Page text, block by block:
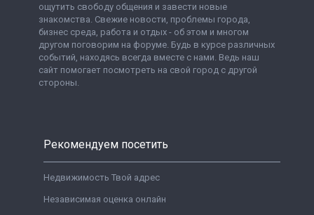
ощутить свободу общения и завести новые
знакомства. Свежие новости, проблемы города,
бизнес среда, работа и отдых - об этом и многом
другом поговорим на форуме. Будь в курсе различных
событий, находясь всегда вместе с нами. Ведь наш
сайт помогает посмотреть на свой город с другой
стороны.
Рекомендуем посетить
Недвижимость Твой адрес
Независимая оценка онлайн